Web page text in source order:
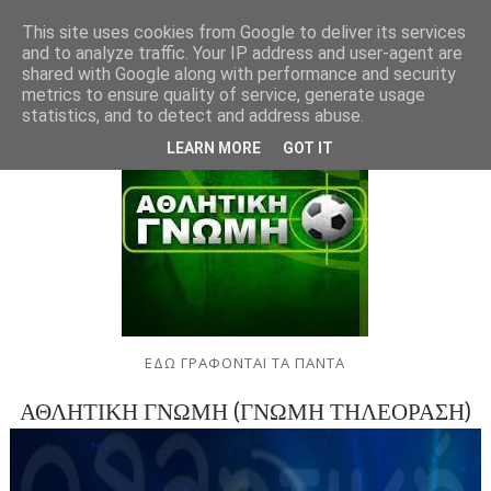
ΕΔΩ ΓΡΑΦΟΝΤΑΙ ΤΑ ΠΑΝΤΑ
ΑΘΛΗΤΙΚΗ ΓΝΩΜΗ (ΓΝΩΜΗ ΤΗΛΕΟΡΑΣΗ)
This site uses cookies from Google to deliver its services
and to analyze traffic. Your IP address and user-agent are
shared with Google along with performance and security
metrics to ensure quality of service, generate usage
statistics, and to detect and address abuse.
LEARN MORE GOT IT